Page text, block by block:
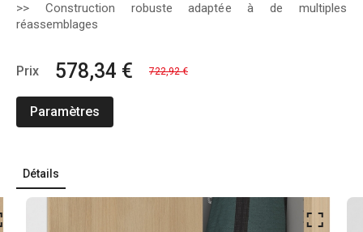
>> Construction robuste adaptée à de multiples
réassemblages
Prix 578,34 € 722,92 €
Paramètres
Détails